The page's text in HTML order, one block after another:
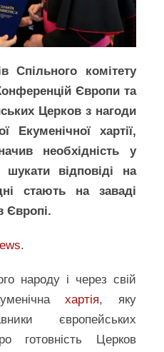
Спільного комітету
Європи та
Церков з нагоди
Екуменічної хартії,
необхідність у
відповіді на
стають на заваді
Європі.
.
народу і через свій
хартія, яку
європейських
готовність Церков